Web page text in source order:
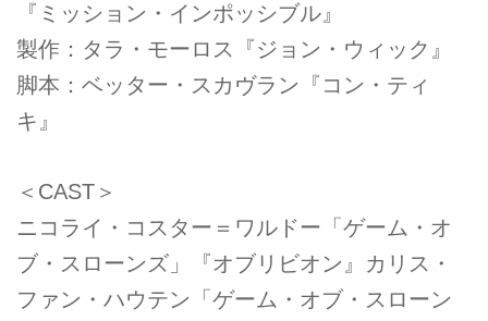
『ミッション・インポッシブル』
製作：タラ・モーロス『ジョン・ウィック』
脚本：ベッター・スカヴラン『コン・ティ
キ』
＜CAST＞
ニコライ・コスター＝ワルドー「ゲーム・オ
ブ・スローンズ」『オブリビオン』カリス・
ファン・ハウテン「ゲーム・オブ・スローン